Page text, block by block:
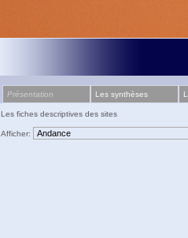
Présentation Les synthèses
Les fiches descriptives des sites
Afficher: